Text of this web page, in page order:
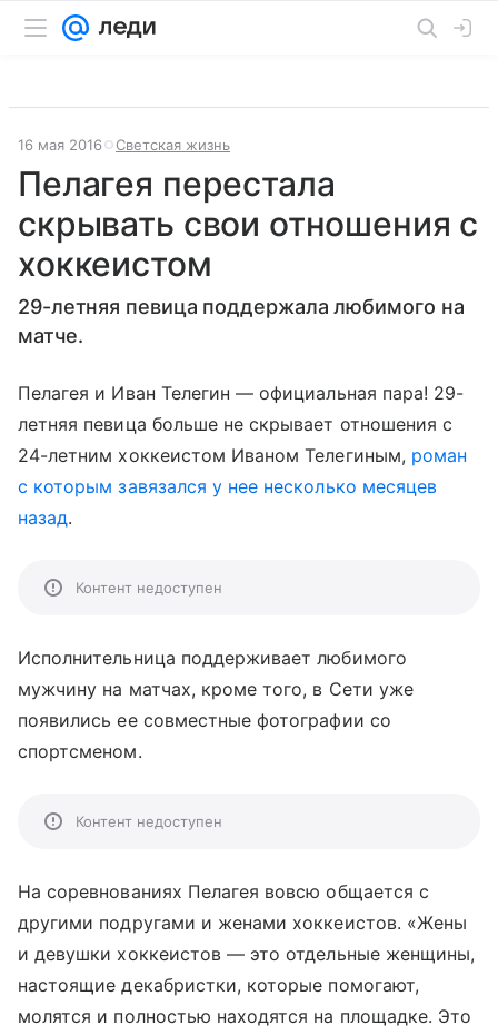
16 мая 2016 Светская жизнь
Пелагея перестала
скрывать свои отношения с
хоккеистом
29-летняя певица поддержала любимого на
матче.
Пелагея и Иван Телегин — официальная пара! 29-
летняя певица больше не скрывает отношения с
24-летним хоккеистом Иваном Телегиным, роман
с которым завязался у нее несколько месяцев
назад.
Контент недоступен
Исполнительница поддерживает любимого
мужчину на матчах, кроме того, в Сети уже
появились ее совместные фотографии со
спортсменом.
Контент недоступен
На соревнованиях Пелагея вовсю общается с
другими подругами и женами хоккеистов. «Жены
и девушки хоккеистов — это отдельные женщины,
настоящие декабристки, которые помогают,
молятся и полностью находятся на площадке. Это